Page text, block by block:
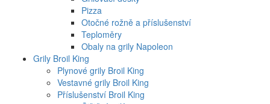
Pizza
Otočné rožně a příslušenství
Teploměry
Obaly na grily Napoleon
Grily Broil King
Plynové grily Broil King
Vestavné grily Broil King
Příslušenství Broil King